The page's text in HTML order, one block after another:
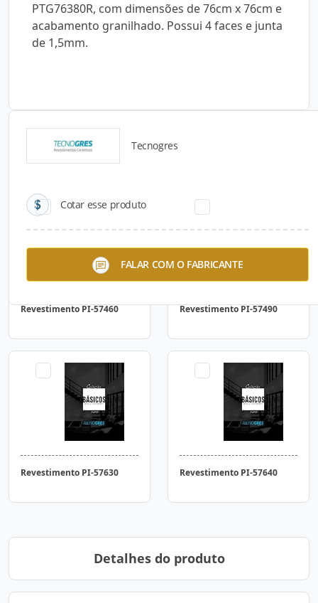
PTG76380R, com dimensões de 76cm x 76cm e
acabamento granilhado. Possui 4 faces e junta
de 1,5mm.
Tecnogres
Cotar esse produto
FALAR COM O FABRICANTE
Catálogos para Download
Revestimento PI-57460 Revestimento PI-57490
Revestimento PI-57630 Revestimento PI-57640
Detalhes do produto